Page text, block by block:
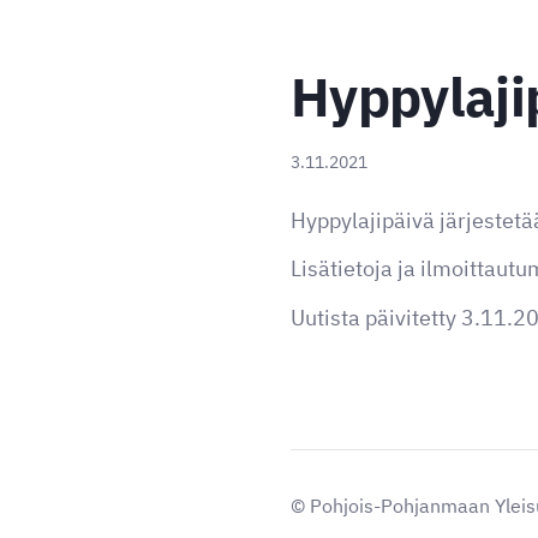
3.11.2021
Hyppylajipäivä
Lisätietoja ja
Uutista päivitetty
© Pohjois-Pohjanmaan